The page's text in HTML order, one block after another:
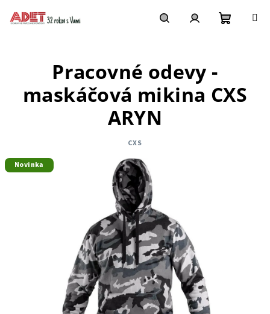
Pracovné odevy -
maskáčová mikina CXS
ARYN
CXS
Novinka